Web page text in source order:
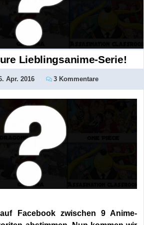
Lieblingsanime-Serie!
Apr. 2016 3 Kommentare
Facebook zwischen 9 Anime-